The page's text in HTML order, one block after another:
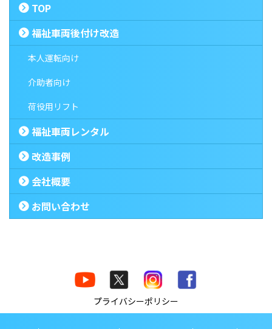
TOP
福祉車両後付け改造
本人運転向け
介助者向け
荷役用リフト
福祉車両レンタル
改造事例
会社概要
お問い合わせ
プライバシーポリシー